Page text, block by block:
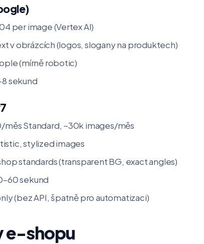
per image (Vertex AI)
v obrázcích (logos, slogany na produktech)
(mírně robotic)
sekund
měs Standard, ~30k images/měs
stylized images
standards (transparent BG, exact angles)
sekund
(bez API, špatně pro automatizaci)
e-shopu